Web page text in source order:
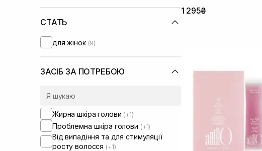
СТАТЬ
для жінок (9)
ЗАСІБ ЗА ПОТРЕБОЮ
Жирна шкіра голови (+1)
Проблемна шкіра голови (+1)
Від випадіння та для стимуляції
росту волосся (+1)
1 295₴